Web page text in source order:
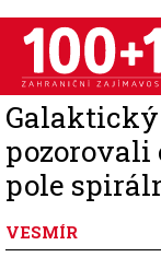
Přejít
hlavnímu
obsahu
Galaktický
pozorovali
pole
VESMÍR